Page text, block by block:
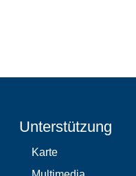
Unterstützung
Karte